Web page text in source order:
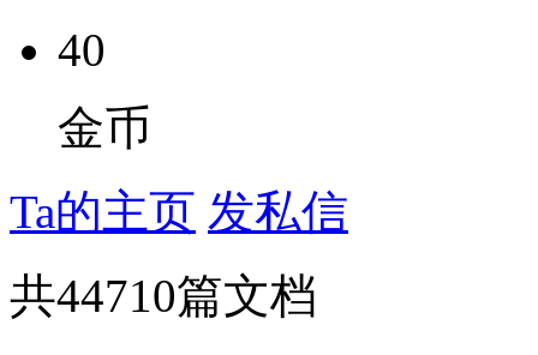
40
金币
Ta的主页 发私信
共44710篇文档